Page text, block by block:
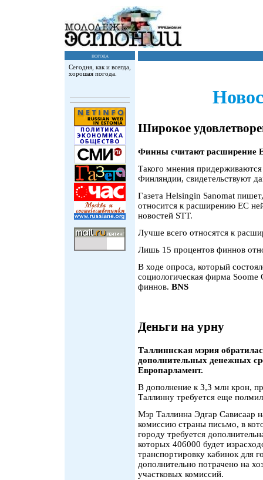
погода
Сегодня, как и всегда,
хорошая погода.
Широкое
Финны считают расширение
Такого мнения
Финляндии, свидетельствуют
Газета Helsingin Sanomat
относится к расширению ЕС
новостей STT.
Лучше всего относятся к
Лишь 15 процентов финнов
В ходе опроса, который
cоциологическая фирма
финнов. BNS
Деньги на урну
Таллиннская мэрия
дополнительных денежных
Европарламент.
В дополнение к 3,3 млн крон,
Таллинну требуется еще
Мэр Таллинна Эдгар Сависаар
комиссию страны письмо, в
городу требуется
которых 406000 будет
транспортировку кабинок для
дополнительно потрачено на
участковых комиссий.